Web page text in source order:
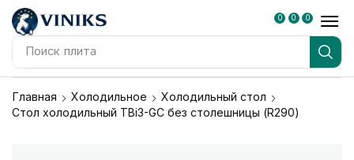
Поиск плита
0 0 0
Главная Холодильное
Холодильный стол
Стол холодильный TBi3-GC без столешницы (R290)